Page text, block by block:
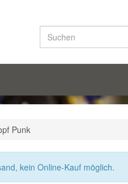
Punk
kein Online-Kauf möglich.